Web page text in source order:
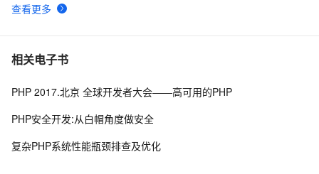
查看更多
相关电子书
PHP 2017.北京 全球开发者大会——高可用的PHP
PHP安全开发:从白帽角度做安全
复杂PHP系统性能瓶颈排查及优化